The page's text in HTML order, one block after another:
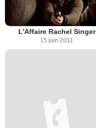
L'Affaire Rachel Singer
15 juin 2011